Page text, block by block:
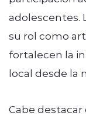
adolescentes.
su rol como
fortalecen la
local desde la
Cabe destacar